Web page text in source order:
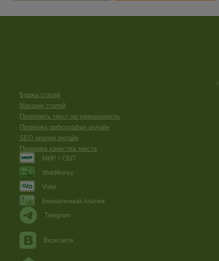
Биржа статей
Магазин статей
Проверить текст на уникальность
Проверка орфографии онлайн
SEO анализ онлайн
Проверка качества текста
МИР / СБП
WebMoney
Volet
Безналичный платеж
Telegram
Вконтакте